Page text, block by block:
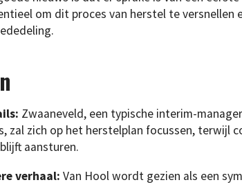
om dit proces van herstel te versnellen
Zwaaneveld, een typische interim-
zal zich op het herstelplan focussen, terwijl
aansturen.
verhaal: Van Hool wordt gezien als een